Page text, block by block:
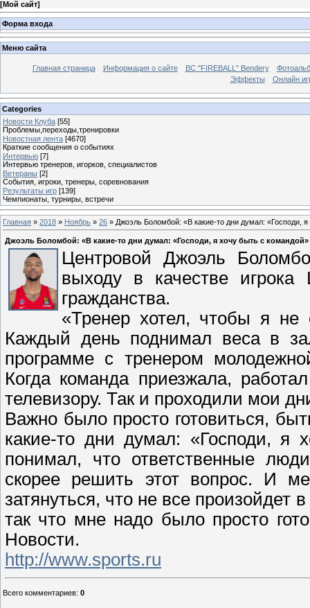
[Мой сайт]
Форма входа
Меню сайта
Главная страница Информация о сайте BC "FIREBALL" Bendery
Эффекты
Онлайн
Categories
Новости Клуба [55]
Проблемы,переходы,тренировки
Новостная лента [4670]
Краткие сообщения о событиях
Интервью [7]
Интервью тренеров, игорков, специалистов
Ветераны [2]
События, игроки, тренеры, соревнования
Результаты игр [139]
Чемпионаты, турниры, встречи
Главная » 2018 » Ноябрь » 26 » Джоэль Боломбой: «В какие-то дни думал: «Господи,
Джоэль Боломбой: «В какие-то дни думал: «Господи, я хочу быть с командой»
Центровой Джоэль
выходу в качестве
гражданства.
«Тренер хотел, чтобы я не
Каждый день поднимал веса в
программе с тренером
Когда команда приезжала,
телевизору. Так и проходили мои
Важно было просто готовиться,
какие-то дни думал: «Господи, я
понимал, что ответственные
скорее решить этот вопрос. И
затянуться, что не все
так что мне надо было просто
Новости.
http://www.sports.ru
Всего комментариев: 0